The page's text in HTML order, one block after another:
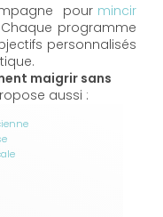
pour mincir
programme
personnalisés
maigrir sans
aussi :